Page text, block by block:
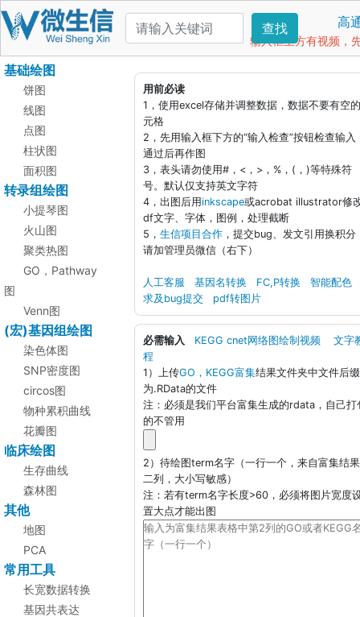
查找 高
输入框上方有视频，
基础绘图
饼图
线图
点图
柱状图
面积图
转录组绘图
小提琴图
火山图
聚类热图
GO，Pathway
图
Venn图
(宏)基因组绘图
染色体图
SNP密度图
circos图
物种累积曲线
花瓣图
临床绘图
生存曲线
森林图
其他
地图
PCA
常用工具
长宽数据转换
基因共表达
用前必读
1，使用excel存储并调整数据，数据不要有空
元格
2，先用输入框下方的“输入检查”按钮检查输入
通过后再作图
3，表头请勿使用#，<，>，%，(，)等特殊符
号。默认仅支持英文字符
4，出图后用inkscape或acrobat illustrator修
df文字、字体，图例，处理截断
5， 生信项目合作 ，提交bug、发文引用换积分
请加管理员微信（右下）
人工客服 基因名转换 FC,P转换
智能配色
求及bug提交
pdf转图片
必需输入 KEGG cnet网络图绘制视频
文字
程
1）上传GO，KEGG富集结果文件夹中文件后缀
为.RData的文件
注：必须是我们平台富集生成的rdata，自己打
的不管用
2）待绘图term名字（一行一个，来自富集结
二列，大小写敏感）
注：若有term名字长度>60，必须将图片宽度
置大点才能出图